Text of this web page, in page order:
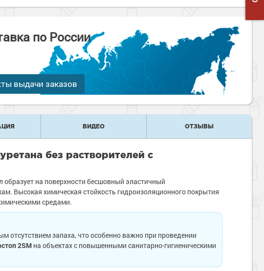
по России
выдачи заказов
ВИДЕО ОТЗЫВЫ
без растворителей с
на поверхности бесшовный эластичный
Высокая химическая стойкость гидроизоляционного покрытия
средами.
отсутствием запаха, что особенно важно при проведении
2SM на объектах с повышенными санитарно-гигиеническими